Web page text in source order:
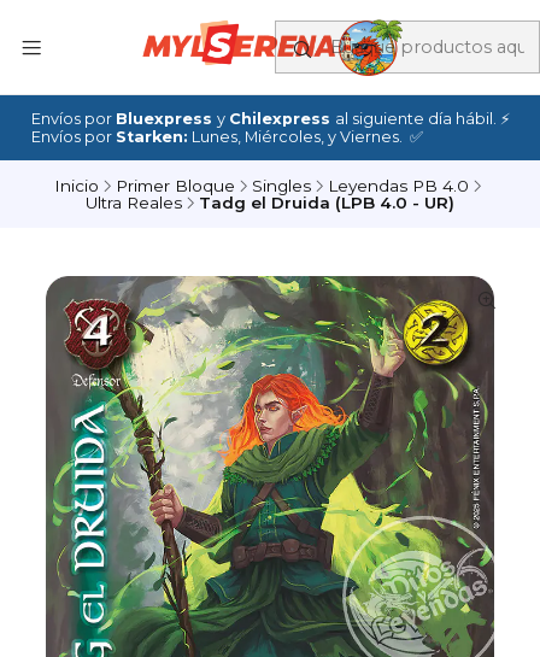
Envíos por Bluexpress y Chilexpress al siguiente día hábil. ⚡
Envíos por Starken: Lunes, Miércoles, y Viernes. ✅
Inicio Primer Bloque Singles
Leyendas PB 4.0
Ultra Reales
Tadg el Druida (LPB 4.0 - UR)